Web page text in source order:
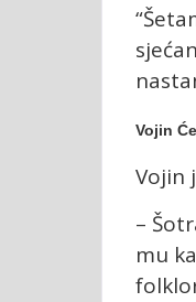
Vojin
Vojin
–
mu